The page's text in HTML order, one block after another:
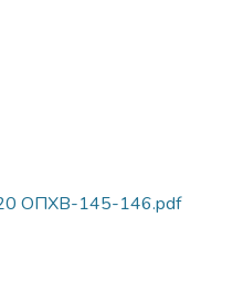
ОПХВ-145-146.pdf